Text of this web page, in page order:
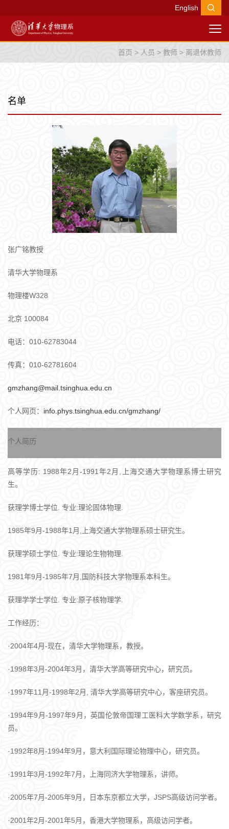
English
首页 > 人员 > 教师 > 离退休教师
名单
张广铭教授
清华大学物理系
物理楼W328
北京 100084
电话：010-62783044
传真：010-62781604
gmzhang@mail.tsinghua.edu.cn
个人网页： info.phys.tsinghua.edu.cn/gmzhang/
个人简历
高等学历: 1988年2月-1991年2月,上海交通大学物理系博士研究
生。
获理学博士学位. 专业:理论固体物理.
1985年9月-1988年1月,上海交通大学物理系硕士研究生。
获理学硕士学位. 专业:理论生物物理.
1981年9月-1985年7月,国防科技大学物理系本科生。
获理学学士学位. 专业:原子核物理学.
工作经历：
·2004年4月-现在，清华大学物理系，教授。
·1998年3月-2004年3月，清华大学高等研究中心，研究员。
·1997年11月-1998年2月, 清华大学高等研究中心，客座研究员。
·1994年9月-1997年9月，英国伦敦帝国理工医科大学数学系，研究
员。
·1992年8月-1994年9月，意大利国际理论物理中心，研究员。
·1991年3月-1992年7月，上海同济大学物理系，讲师。
·2005年7月-2005年9月，日本东京都立大学，JSPS高级访问学者。
·2001年2月-2001年5月，香港大学物理系，高级访问学者。